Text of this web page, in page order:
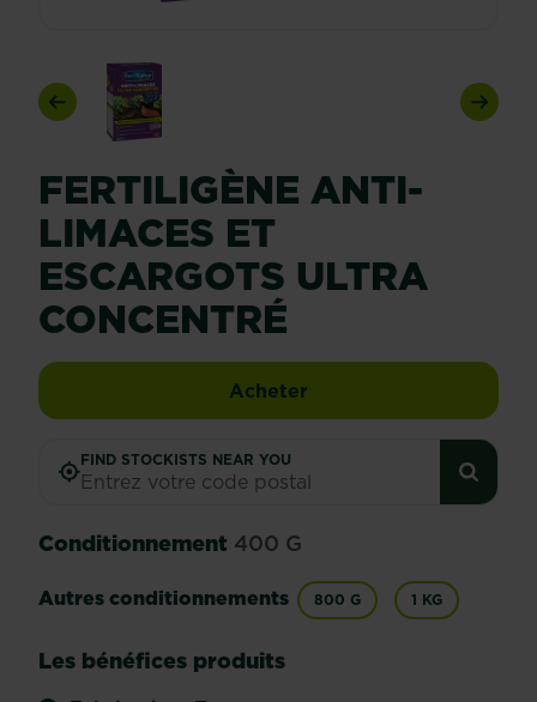
Previous Next
FERTILIGÈNE ANTI-
LIMACES ET
ESCARGOTS ULTRA
CONCENTRÉ
Acheter
FIND STOCKISTS NEAR YOU
Conditionnement 400 G
Autres conditionnements 800 G 1 KG
Les bénéfices produits